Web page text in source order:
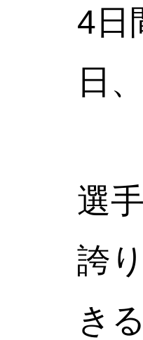
4日
日
選
誇
き